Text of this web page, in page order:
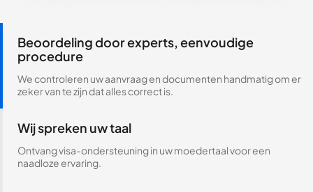
Beoordeling door experts, eenvoudige
procedure
We controleren uw aanvraag en documenten handmatig om er
zeker van te zijn dat alles correct is.
Wij spreken uw taal
Ontvang visa-ondersteuning in uw moedertaal voor een
naadloze ervaring.